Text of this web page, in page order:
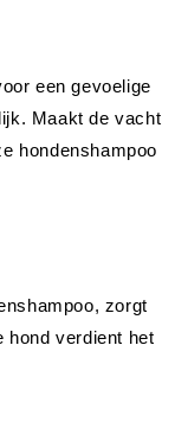
zorgt
hond verdient het